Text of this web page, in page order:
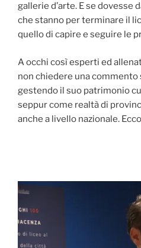
gallerie d’arte. E se dovesse
che stanno per terminare il
quello di capire e seguire le
A occhi così esperti ed
non chiedere una commento
gestendo il suo patrimonio
seppur come realtà di
anche a livello nazionale.